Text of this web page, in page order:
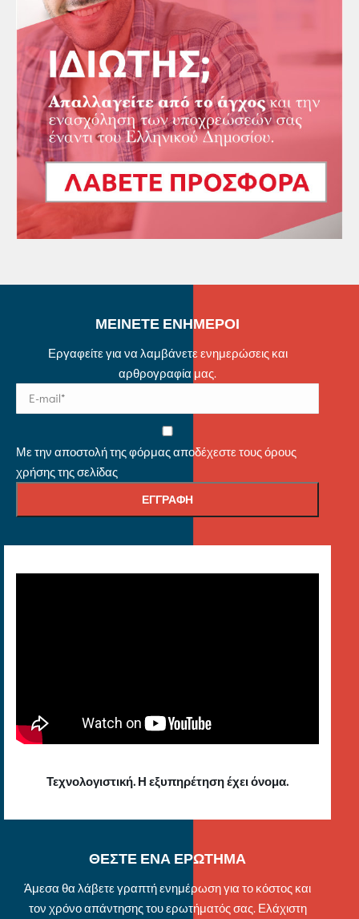
ΜΕΙΝΕΤΕ ΕΝΗΜΕΡΟΙ
Εργαφείτε για να λαμβάνετε ενημερώσεις και
αρθρογραφία μας.
Με την αποστολή της φόρμας αποδέχεστε τους όρους
χρήσης της σελίδας
Τεχνολογιστική. Η εξυπηρέτηση έχει όνομα.
ΘΕΣΤΕ ΕΝΑ ΕΡΩΤΗΜΑ
Άμεσα θα λάβετε γραπτή ενημέρωση για το κόστος και
τον χρόνο απάντησης του ερωτήματός σας. Ελάχιστη